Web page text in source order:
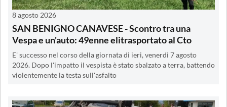
8 agosto 2026
SAN BENIGNO CANAVESE - Scontro tra una
Vespa e un'auto: 49enne elitrasportato al Cto
E' successo nel corso della giornata di ieri, venerdì 7 agosto
2026. Dopo l'impatto il vespista è stato sbalzato a terra, battendo
violentemente la testa sull'asfalto